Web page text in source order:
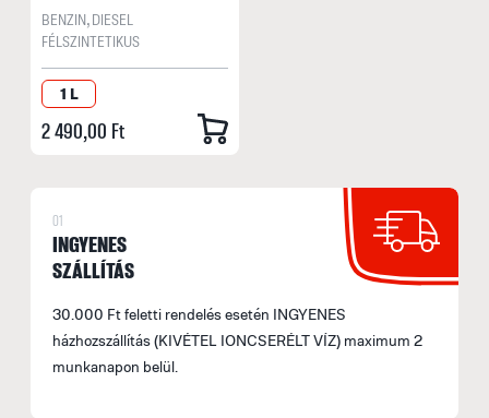
BENZIN, DIESEL
FÉLSZINTETIKUS
1 L
2 490,00 Ft
01
INGYENES
SZÁLLÍTÁS
30.000 Ft feletti rendelés esetén INGYENES
házhozszállítás (KIVÉTEL IONCSERÉLT VÍZ) maximum 2
munkanapon belül.